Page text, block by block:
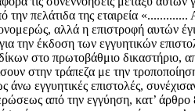
πελάτιδα της εταιρεία
αλλά η επιστροφή αυτών
την έκδοση των εγγυητικών
στο πρωτοβάθμιο δικαστήριο,
στην τράπεζα με την
άνω εγγυητικές επιστολές,
από την εγγύηση, κατ’ άρθρο